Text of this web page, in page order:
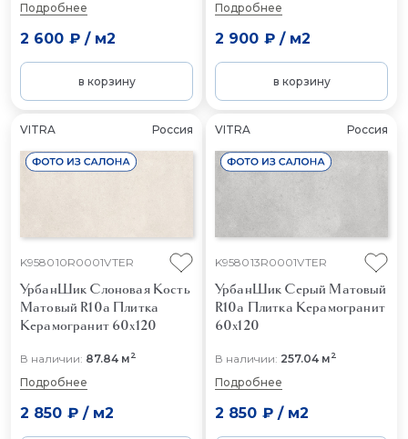
Подробнее
2 600 ₽/ м2
в корзину
Подробнее
2 900 ₽/ м2
в корзину
VITRA Россия
K958010R0001VTER
УрбанШик Слоновая Кость
Матовый R10a Плитка
Керамогранит 60x120
В наличии: 87.84 м2
Подробнее
2 850 ₽/ м2
VITRA Россия
K958013R0001VTER
УрбанШик Серый Матовый
R10a Плитка Керамогранит
60x120
В наличии: 257.04 м2
Подробнее
2 850 ₽/ м2